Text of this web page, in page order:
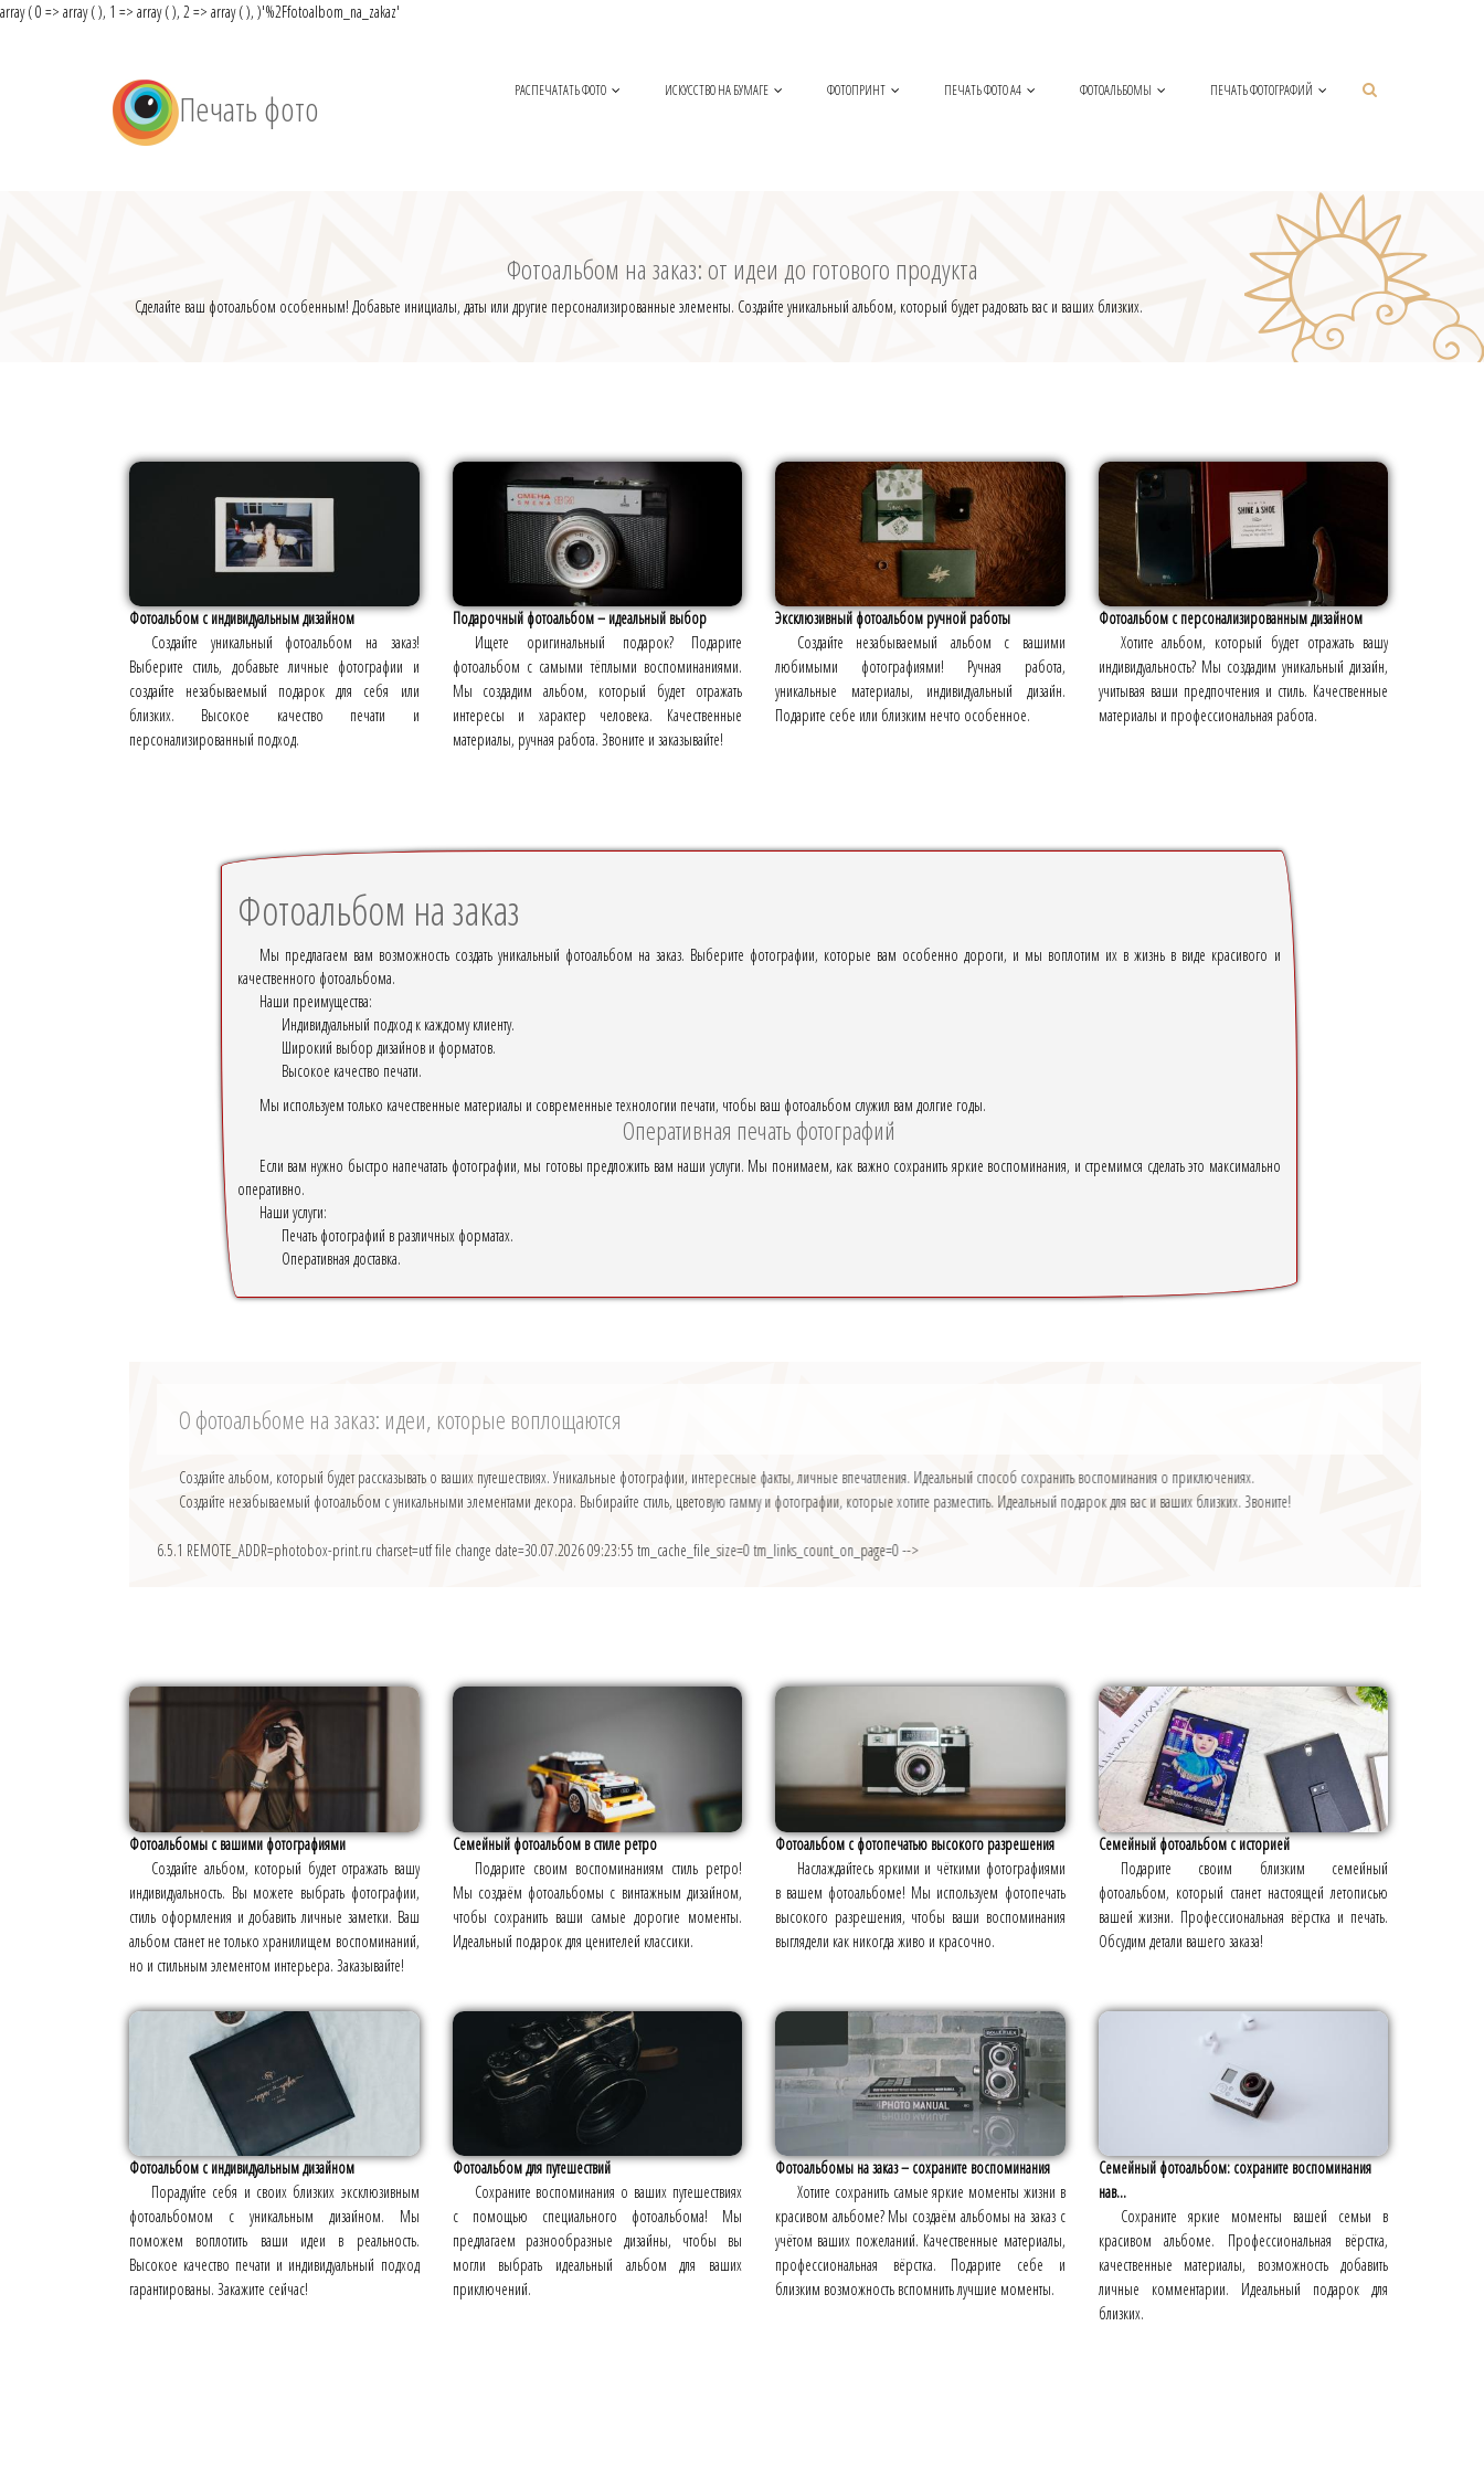
array ( 0 => array ( ), 1 => array ( ), 2 => array ( ), )'%2Ffotoalbom_na_zakaz'
Печать фото РАСПЕЧАТАТЬ ФОТО ИСКУССТВО НА БУМАГЕ ФОТОПРИНТ ПЕЧАТЬ ФОТО А4 ФОТОАЛЬБОМЫ ПЕЧАТЬ ФОТОГРАФИЙ
Фотоальбом на заказ: от идеи до готового продукта
Сделайте ваш фотоальбом особенным! Добавьте инициалы, даты или другие персонализированные элементы. Создайте уникальный альбом, который будет радовать вас и ваших близких.
Фотоальбом с индивидуальным дизайном
Создайте уникальный фотоальбом на заказ!
Выберите стиль, добавьте личные фотографии и
создайте незабываемый подарок для себя или
близких. Высокое качество печати и
персонализированный подход.
Подарочный фотоальбом – идеальный выбор
Ищете оригинальный подарок? Подарите
фотоальбом с самыми тёплыми воспоминаниями.
Мы создадим альбом, который будет отражать
интересы и характер человека. Качественные
материалы, ручная работа. Звоните и заказывайте!
Эксклюзивный фотоальбом ручной работы
Создайте незабываемый альбом с вашими
любимыми фотографиями! Ручная работа,
уникальные материалы, индивидуальный дизайн.
Подарите себе или близким нечто особенное.
Фотоальбом с персонализированным дизайном
Хотите альбом, который будет отражать вашу
индивидуальность? Мы создадим уникальный дизайн,
учитывая ваши предпочтения и стиль. Качественные
материалы и профессиональная работа.
Фотоальбом на заказ
Мы предлагаем вам возможность создать уникальный фотоальбом на заказ. Выберите фотографии, которые вам особенно дороги, и мы воплотим их в жизнь в виде красивого и
качественного фотоальбома.
Наши преимущества:
Индивидуальный подход к каждому клиенту.
Широкий выбор дизайнов и форматов.
Высокое качество печати.
Мы используем только качественные материалы и современные технологии печати, чтобы ваш фотоальбом служил вам долгие годы.
Оперативная печать фотографий
Если вам нужно быстро напечатать фотографии, мы готовы предложить вам наши услуги. Мы понимаем, как важно сохранить яркие воспоминания, и стремимся сделать это максимально
оперативно.
Наши услуги:
Печать фотографий в различных форматах.
Оперативная доставка.
О фотоальбоме на заказ: идеи, которые воплощаются
Создайте альбом, который будет рассказывать о ваших путешествиях. Уникальные фотографии, интересные факты, личные впечатления. Идеальный способ сохранить воспоминания о приключениях.
Создайте незабываемый фотоальбом с уникальными элементами декора. Выбирайте стиль, цветовую гамму и фотографии, которые хотите разместить. Идеальный подарок для вас и ваших близких. Звоните!
6.5.1 REMOTE_ADDR=photobox-print.ru charset=utf file change date=30.07.2026 09:23:55 tm_cache_file_size=0 tm_links_count_on_page=0 -->
Фотоальбомы с вашими фотографиями
Создайте альбом, который будет отражать вашу
индивидуальность. Вы можете выбрать фотографии,
стиль оформления и добавить личные заметки. Ваш
альбом станет не только хранилищем воспоминаний,
но и стильным элементом интерьера. Заказывайте!
Семейный фотоальбом в стиле ретро
Подарите своим воспоминаниям стиль ретро!
Мы создаём фотоальбомы с винтажным дизайном,
чтобы сохранить ваши самые дорогие моменты.
Идеальный подарок для ценителей классики.
Фотоальбом с фотопечатью высокого разрешения
Наслаждайтесь яркими и чёткими фотографиями
в вашем фотоальбоме! Мы используем фотопечать
высокого разрешения, чтобы ваши воспоминания
выглядели как никогда живо и красочно.
Семейный фотоальбом с историей
Подарите своим близким семейный
фотоальбом, который станет настоящей летописью
вашей жизни. Профессиональная вёрстка и печать.
Обсудим детали вашего заказа!
Фотоальбом с индивидуальным дизайном
Порадуйте себя и своих близких эксклюзивным
фотоальбомом с уникальным дизайном. Мы
поможем воплотить ваши идеи в реальность.
Высокое качество печати и индивидуальный подход
гарантированы. Закажите сейчас!
Фотоальбом для путешествий
Сохраните воспоминания о ваших путешествиях
с помощью специального фотоальбома! Мы
предлагаем разнообразные дизайны, чтобы вы
могли выбрать идеальный альбом для ваших
приключений.
Фотоальбомы на заказ – сохраните воспоминания
Хотите сохранить самые яркие моменты жизни в
красивом альбоме? Мы создаём альбомы на заказ с
учётом ваших пожеланий. Качественные материалы,
профессиональная вёрстка. Подарите себе и
близким возможность вспомнить лучшие моменты.
Семейный фотоальбом: сохраните воспоминания
нав...
Сохраните яркие моменты вашей семьи в
красивом альбоме. Профессиональная вёрстка,
качественные материалы, возможность добавить
личные комментарии. Идеальный подарок для
близких.